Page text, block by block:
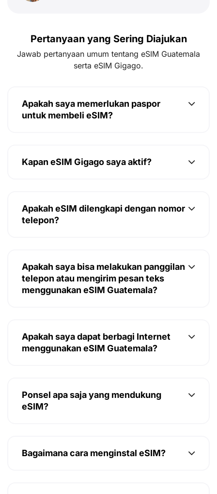
Pertanyaan yang Sering Diajukan
Jawab pertanyaan umum tentang eSIM Guatemala
serta eSIM Gigago.
Apakah saya memerlukan paspor
untuk membeli eSIM?
Kapan eSIM Gigago saya aktif?
Apakah eSIM dilengkapi dengan nomor
telepon?
Apakah saya bisa melakukan panggilan
telepon atau mengirim pesan teks
menggunakan eSIM Guatemala?
Apakah saya dapat berbagi Internet
menggunakan eSIM Guatemala?
Ponsel apa saja yang mendukung
eSIM?
Bagaimana cara menginstal eSIM?